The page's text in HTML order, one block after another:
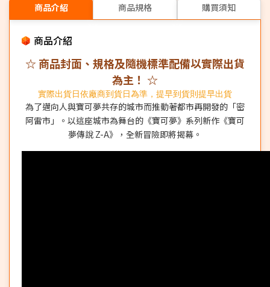
商品介紹 商品規格 購買須知
商品介紹
☆ 商品封面、規格及隨機標準配備以實際出貨
為主！ ☆
實際出貨日依廠商到貨日為準，提早到貨則提早出貨
為了邁向人與寶可夢共存的城市而推動著都市再開發的「密
阿雷市」。以這座城市為舞台的《寶可夢》系列新作《寶可
夢傳說 Z-A》，全新冒險即將揭幕。